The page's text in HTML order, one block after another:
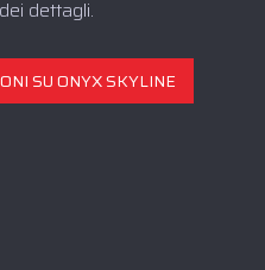
dettagli.
SU ONYX SKYLINE